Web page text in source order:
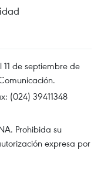
11 de septiembre de
(024) 39411348
Prohibida su
expresa por